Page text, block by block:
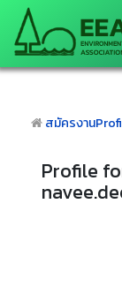
สมัครงาน
Profile